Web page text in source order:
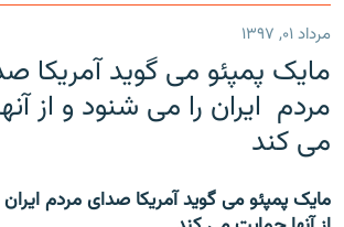
مرداد ۰۱, ۱۳۹۷
مایک پمپئو می گوید آمریکا
مردم ایران را می شنود و از
می کند
مایک پمپئو می گوید آمریکا صدای مردم